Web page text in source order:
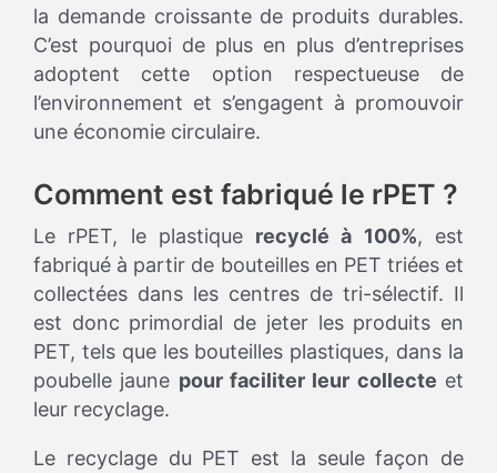
la demande croissante de produits durables.
C’est pourquoi de plus en plus d’entreprises
adoptent cette option respectueuse de
l’environnement et s’engagent à promouvoir
une économie circulaire.
Comment est fabriqué le rPET ?
Le rPET, le plastique recyclé à 100%, est
fabriqué à partir de bouteilles en PET triées et
collectées dans les centres de tri-sélectif. Il
est donc primordial de jeter les produits en
PET, tels que les bouteilles plastiques, dans la
poubelle jaune pour faciliter leur collecte et
leur recyclage.
Le recyclage du PET est la seule façon de